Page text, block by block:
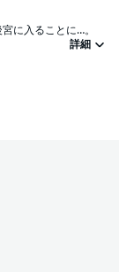
に入ることに…。
詳細